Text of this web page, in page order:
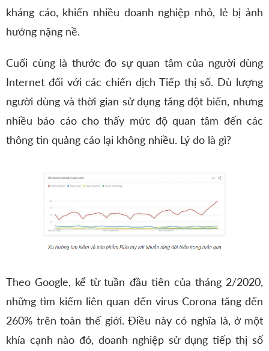
kháng cáo, khiến nhiều doanh nghiệp nhỏ, lẻ bị ảnh
hưởng nặng nề.
Cuối cùng là thước đo sự quan tâm của người dùng
Internet đối với các chiến dịch Tiếp thị số. Dù lượng
người dùng và thời gian sử dụng tăng đột biến, nhưng
nhiều báo cáo cho thấy mức độ quan tâm đến các
thông tin quảng cáo lại không nhiều. Lý do là gì?
Theo Google, kể từ tuần đầu tiên của tháng 2/2020,
những tìm kiếm liên quan đến virus Corona tăng đến
260% trên toàn thế giới. Điều này có nghĩa là, ở một
khía cạnh nào đó, doanh nghiệp sử dụng tiếp thị số